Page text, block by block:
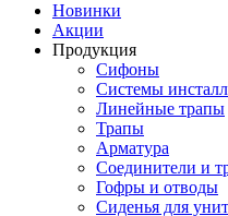
Новинки
Акции
Продукция
Сифоны
Системы
Линейные трапы
Трапы
Арматура
Соединители и
Гофры и отводы
Сиденья для